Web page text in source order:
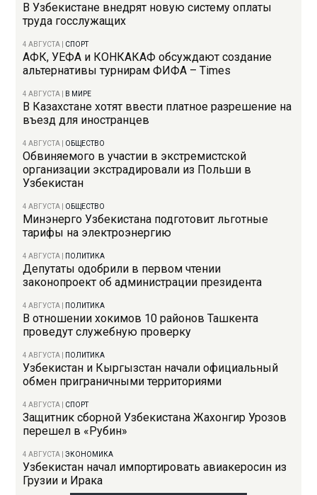
В Узбекистане внедрят новую систему оплаты
труда госслужащих
4 АВГУСТА СПОРТ
АФК, УЕФА и КОНКАКАФ обсуждают создание
альтернативы турнирам ФИФА – Times
4 АВГУСТА В МИРЕ
В Казахстане хотят ввести платное разрешение на
въезд для иностранцев
4 АВГУСТА ОБЩЕСТВО
Обвиняемого в участии в экстремистской
организации экстрадировали из Польши в
Узбекистан
4 АВГУСТА ОБЩЕСТВО
Минэнерго Узбекистана подготовит льготные
тарифы на электроэнергию
4 АВГУСТА ПОЛИТИКА
Депутаты одобрили в первом чтении
законопроект об администрации президента
4 АВГУСТА ПОЛИТИКА
В отношении хокимов 10 районов Ташкента
проведут служебную проверку
4 АВГУСТА ПОЛИТИКА
Узбекистан и Кыргызстан начали официальный
обмен приграничными территориями
4 АВГУСТА СПОРТ
Защитник сборной Узбекистана Жахонгир Урозов
перешел в «Рубин»
4 АВГУСТА |ЭКОНОМИКА
Узбекистан начал импортировать авиакеросин из
Грузии и Ирака